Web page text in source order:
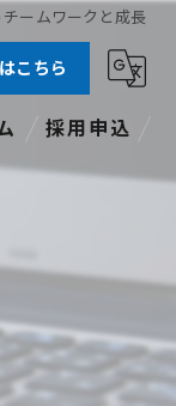
ームワークと成長
こちら
採用申込